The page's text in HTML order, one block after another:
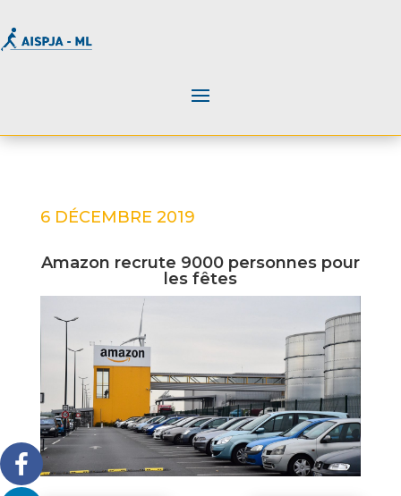
6 DÉCEMBRE 2019
Amazon recrute 9000 personnes pour
les fêtes